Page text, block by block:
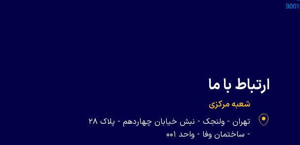
ارتباط با ما
شعبه مرکزی
تهران - ولنجک - نبش خیابان چهاردهم - پلاک ۲۸
- ساختمان وفا - واحد ۰۰۱